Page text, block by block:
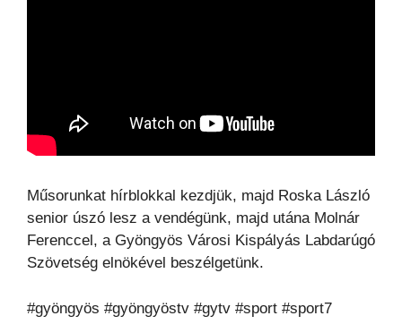
Műsorunkat hírblokkal kezdjük, majd Roska László
senior úszó lesz a vendégünk, majd utána Molnár
Ferenccel, a Gyöngyös Városi Kispályás Labdarúgó
Szövetség elnökével beszélgetünk.
#gyöngyös #gyöngyöstv #gytv #sport #sport7